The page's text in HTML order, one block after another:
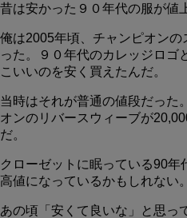
昔は安かった９０年代の服が値
俺は2005年頃、チャンピオン
った。９０年代のカレッジロゴ
こいいのを安く買えたんだ。
当時はそれが普通の値段だった
オンのリバースウィーブが
だ。
クローゼットに眠っている90
高値になっているかもしれない。
あの頃「安くて良いな」と思っ